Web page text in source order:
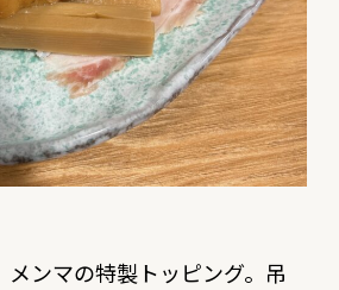
ンマの特製トッピング。吊